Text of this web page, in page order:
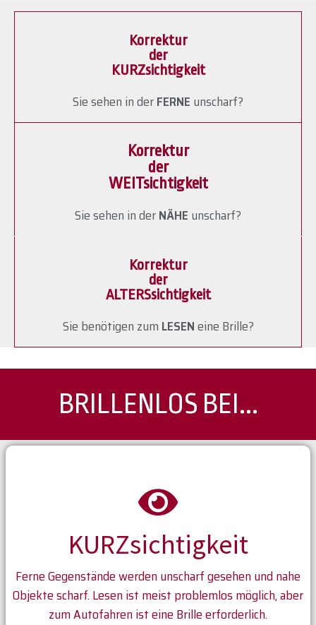
Korrektur
der
KURZsichtigkeit
Sie sehen in derFERNE unscharf?
Korrektur
der
WEITsichtigkeit
Sie sehen in derNÄHE unscharf?
Korrektur
der
ALTERSsichtigkeit
Sie benötigen zum LESENeine Brille?
BRILLENLOS BEI...
KURZsichtigkeit
Ferne Gegenstände werden unscharf gesehen und nahe
Objekte scharf. Lesen ist meist problemlos möglich, aber
zum Autofahren ist eine Brille erforderlich.